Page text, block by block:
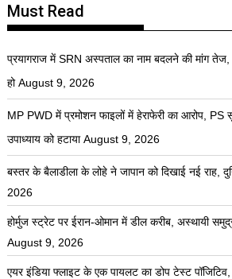
Must Read
प्रयागराज में SRN अस्पताल का नाम बदलने की मांग
हो August 9, 2026
MP PWD में प्रमोशन फाइलों में हेराफेरी का आरोप, PS
उपाध्याय को हटाया August 9, 2026
बस्तर के बैलाडीला के लोहे ने जापान को दिखाई नई राह,
2026
होर्मुज स्ट्रेट पर ईरान-ओमान में डील करीब, अस्थायी
August 9, 2026
एयर इंडिया फ्लाइट के एक पायलट का डोप टेस्ट